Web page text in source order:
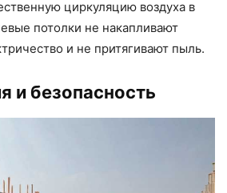
циркуляцию воздуха в
потолки не накапливают
и не притягивают пыль.
и безопасность